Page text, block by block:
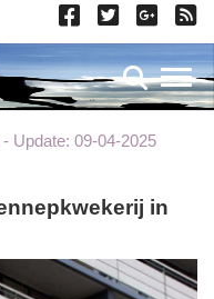
Update: 09-04-2025